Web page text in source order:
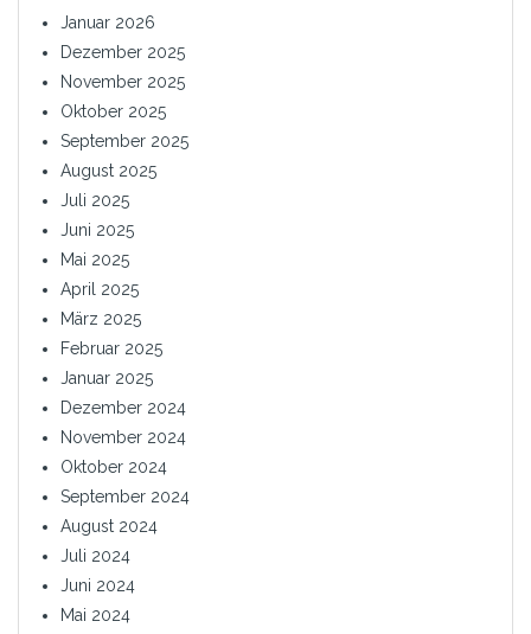
Januar 2026
Dezember 2025
November 2025
Oktober 2025
September 2025
August 2025
Juli 2025
Juni 2025
Mai 2025
April 2025
März 2025
Februar 2025
Januar 2025
Dezember 2024
November 2024
Oktober 2024
September 2024
August 2024
Juli 2024
Juni 2024
Mai 2024